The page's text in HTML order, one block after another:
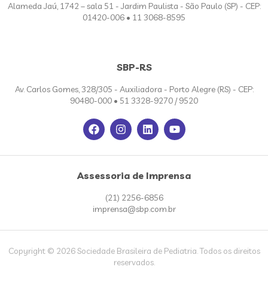
Alameda Jaú, 1742 – sala 51 - Jardim Paulista - São Paulo (SP) - CEP:
01420-006 • 11 3068-8595
SBP-RS
Av. Carlos Gomes, 328/305 - Auxiliadora - Porto Alegre (RS) - CEP:
90480-000 • 51 3328-9270 / 9520
Assessoria de Imprensa
(21) 2256-6856
imprensa@sbp.com.br
Copyright © 2026 Sociedade Brasileira de Pediatria. Todos os direitos
reservados.